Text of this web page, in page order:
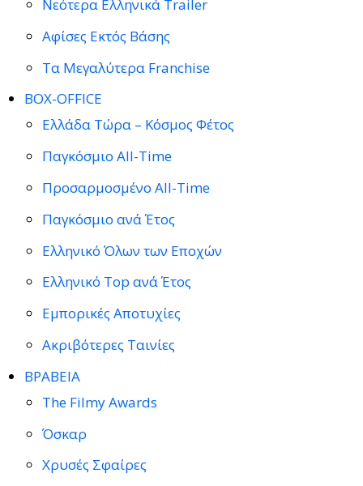
Νεότερα Ελληνικά Trailer
Αφίσες Εκτός Βάσης
Τα Μεγαλύτερα Franchise
BOX-OFFICE
Ελλάδα Τώρα – Κόσμος Φέτος
Παγκόσμιο All-Time
Προσαρμοσμένο All-Time
Παγκόσμιο ανά Έτος
Ελληνικό Όλων των Εποχών
Ελληνικό Top ανά Έτος
Εμπορικές Αποτυχίες
Ακριβότερες Ταινίες
ΒΡΑΒΕΙΑ
The Filmy Awards
Όσκαρ
Χρυσές Σφαίρες